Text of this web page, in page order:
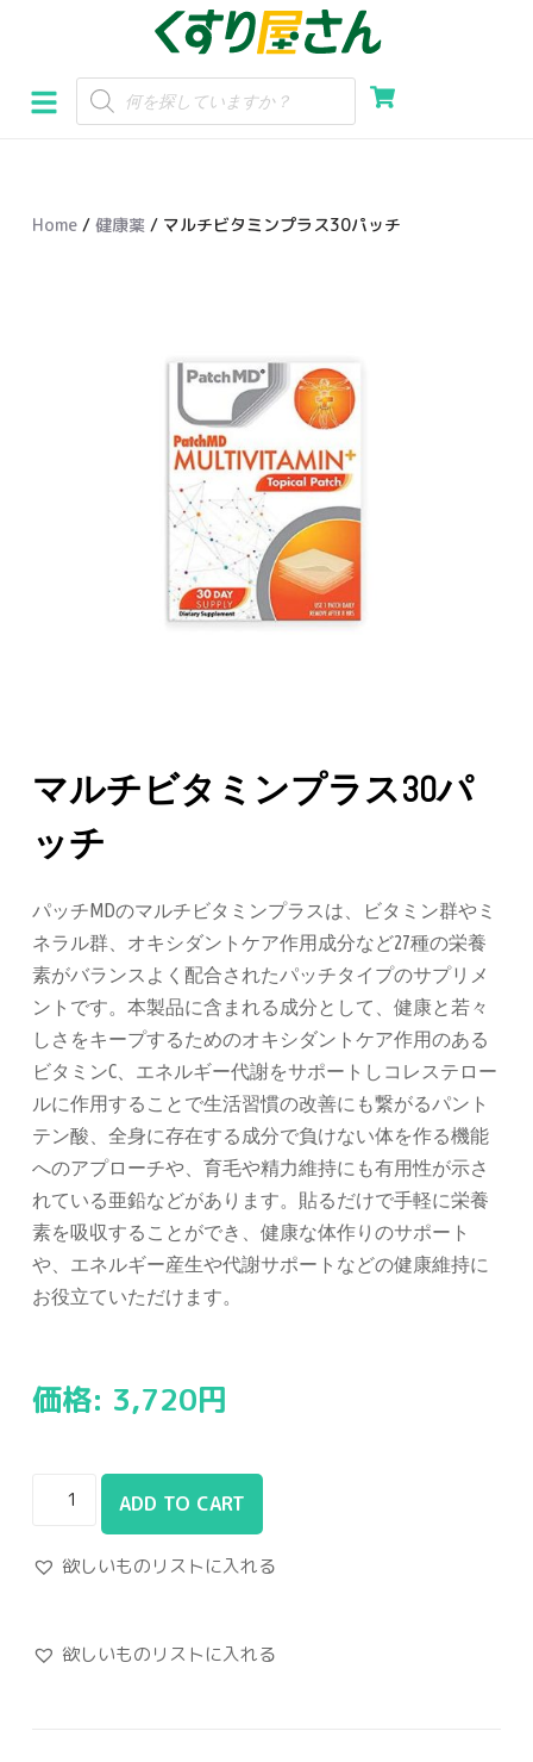
ン
テ
スHome / 健康薬 / マルチビタミンプラス30パッチ
マルチビタミンプラス30パ
ッチ
パッチMDのマルチビタミンプラスは、ビタミン群やミ
ネラル群、オキシダントケア作用成分など27種の栄養
素がバランスよく配合されたパッチタイプのサプリメ
ントです。本製品に含まれる成分として、健康と若々
しさをキープするためのオキシダントケア作用のある
ビタミンC、エネルギー代謝をサポートしコレステロー
ルに作用することで生活習慣の改善にも繋がるパント
テン酸、全身に存在する成分で負けない体を作る機能
へのアプローチや、育毛や精力維持にも有用性が示さ
れている亜鉛などがあります。貼るだけで手軽に栄養
素を吸収することができ、健康な体作りのサポート
や、エネルギー産生や代謝サポートなどの健康維持に
お役立ていただけます。
価格: 3,720円
ADD TO CART
欲しいものリストに入れる
欲しいものリストに入れる